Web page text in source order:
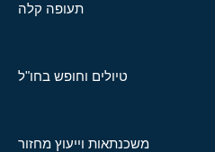
תעופה קלה
טיולים וחופש בחו"ל
משכנתאות וייעוץ מחזור